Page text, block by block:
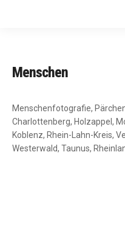
Menschen
Menschenfotografie,
Charlottenberg, Holzappel,
Koblenz, Rhein-Lahn-Kreis,
Westerwald, Taunus,